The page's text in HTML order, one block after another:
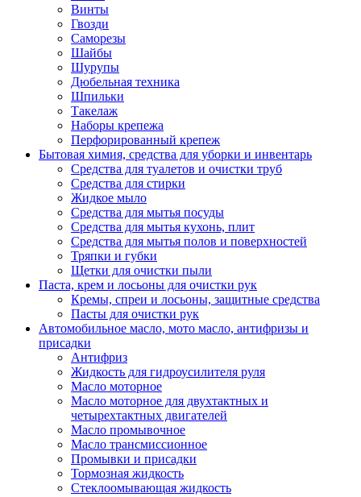
Винты
Гвозди
Саморезы
Шайбы
Шурупы
Дюбельная техника
Шпильки
Такелаж
Наборы крепежа
Перфорированный крепеж
Бытовая химия, средства для уборки и инвентарь
Средства для туалетов и очистки труб
Средства для стирки
Жидкое мыло
Средства для мытья посуды
Средства для мытья кухонь, плит
Средства для мытья полов и поверхностей
Тряпки и губки
Щетки для очистки пыли
Паста, крем и лосьоны для очистки рук
Кремы, спреи и лосьоны, защитные средства
Пасты для очистки рук
Автомобильное масло, мото масло, антифризы и
присадки
Антифриз
Жидкость для гидроусилителя руля
Масло моторное
Масло моторное для двухтактных и
четырехтактных двигателей
Масло промывочное
Масло трансмиссионное
Промывки и присадки
Тормозная жидкость
Стеклоомывающая жидкость